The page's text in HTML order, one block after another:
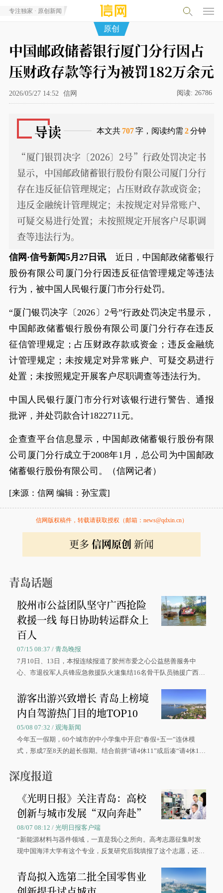
专注独家 · 原创新闻
原创
中国邮政储蓄银行厦门分行因占
压财政存款等行为被罚182万余元
2026/05/27 14:52 信网 阅读: 26786
导读 本文共 707字，阅读约需 2分钟
“厦门银罚决字〔2026〕2号”行政处罚决定书
显示，中国邮政储蓄银行股份有限公司厦门分行
存在违反征信管理规定；占压财政存款或资金；
违反金融统计管理规定；未按规定对异常账户、
可疑交易进行处置；未按照规定开展客户尽职调
查等违法行为。
信网·信号新闻5月27日讯 近日，中国邮政储蓄银行
股份有限公司厦门分行因违反征信管理规定等违法
行为，被中国人民银行厦门市分行处罚。
“厦门银罚决字〔2026〕2号”行政处罚决定书显示，
中国邮政储蓄银行股份有限公司厦门分行存在违反
征信管理规定；占压财政存款或资金；违反金融统
计管理规定；未按规定对异常账户、可疑交易进行
处置；未按照规定开展客户尽职调查等违法行为。
中国人民银行厦门市分行对该银行进行警告、通报
批评，并处罚款合计1822711元。
企查查平台信息显示，中国邮政储蓄银行股份有限
公司厦门分行成立于2008年1月，总公司为中国邮政
储蓄银行股份有限公司。（信网记者）
[来源：信网 编辑：孙宝震]
信网版权稿件，转载请获取授权（邮箱：news@qdxin.cn）
更多 信网原创 新闻
青岛话题
胶州市公益团队坚守广西抢险
救援一线 每日协助转运群众上
百人
07/15 08:37 / 青岛晚报
7月10日、13日，本报连续报道了胶州市爱之心公益慈善服务中
心、市退役军人兵锋应急救援队火速集结16名骨干队员驰援广西灾
游客出游兴致增长 青岛上榜境
内自驾游热门目的地TOP10
05/08 07:32 / 观海新闻
今年五一假期，60个城市的中小学集中开启“春假+五一”连休模
式，形成7至8天的超长假期。结合前拼“请4休11”或后凑“请4休1
深度报道
《光明日报》关注青岛：高校
创新与城市发展“双向奔赴”
08/07 08:12 / 光明日报客户端
“新能源材料与器件领域，一直是我心之所向。高考志愿征集时发
现中国海洋大学有这个专业，反复研究后我填报了这个志愿，还真
大学材料科学与工程学院材料类专业的录取通知书。
青岛拟入选第二批全国零售业